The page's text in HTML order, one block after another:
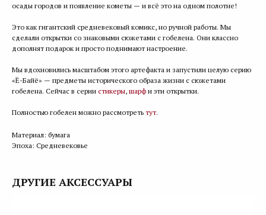
осады городов и появление кометы — и всё это на одном полотне!
Это как гигантский средневековый комикс, но ручной работы. Мы
сделали открытки со знаковыми сюжетами с гобелена. Они классно
дополнят подарок и просто поднимают настроение.
Мы вдохновились масштабом этого артефакта и запустили целую серию
«Ё-Байё» — предметы исторического образа жизни с сюжетами
гобелена. Сейчас в серии стикеры, шарф и эти открытки.
Полностью гобелен можно рассмотреть тут.
Материал: бумага
Эпоха: Средневековье
ДРУГИЕ АКСЕССУАРЫ